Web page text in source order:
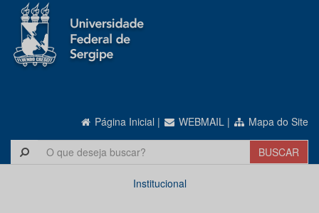
Página Inicial | WEBMAIL | Mapa do Site
Institucional